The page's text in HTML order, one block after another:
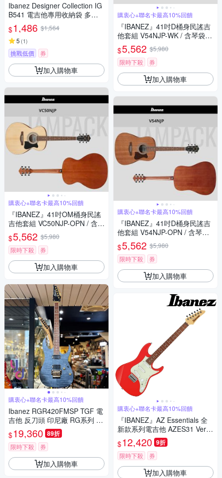
Ibanez Designer Collection IG
B541 電吉他專用收納袋 多色
款
$1,486 $1,564
5 (1)
挑戰低價 券
加入購物車
購衷心+聯名卡最高10%回饋
『IBANEZ』41吋OM桶身民謠
吉他套組 VC50NJP-OPN / 含琴
袋、肩帶、匹克、調音器 / 公司
貨
$5,562 $5,980
限時下殺
券
加入購物車
購衷心+聯名卡最高10%回饋
Ibanez RGR420FMSP TGF 電
吉他 反刀頭 印尼廠 RG系列 消
光虎紋 大搖座 搖滾 金屬 曲風
$19,360 89折
限時下殺 券
加入購物車
購衷心+聯名卡最高10%回饋
『IBANEZ』41吋D桶身民謠吉
他套組 V54NJP-WK / 含琴袋、
肩帶、匹克、調音器 / 公司貨
$5,562 $5,980
限時下殺
券
加入購物車
購衷心+聯名卡最高10%回饋
『IBANEZ』41吋D桶身民謠吉
他套組 V54NJP-OPN / 含琴
袋、肩帶、匹克、調音器 / 公司
貨
$5,562 $5,980
限時下殺
券
加入購物車
購衷心+聯名卡最高10%回饋
『IBANEZ』AZ Essentials 全
新款系列電吉他 AZES31 Vermi
lion / 公司貨保固
$12,420 9折
限時下殺 券
加入購物車